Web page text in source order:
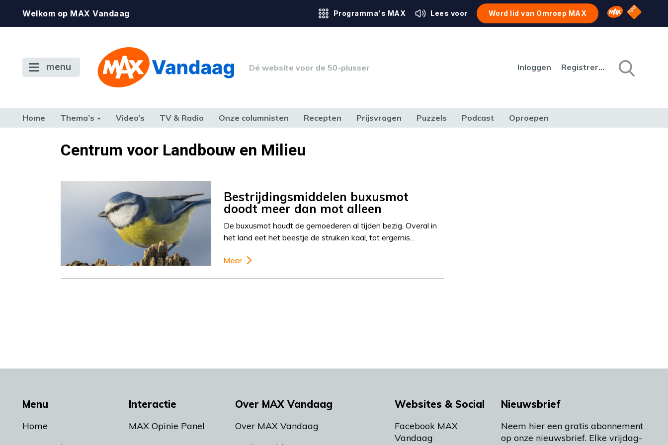
Welkom op MAX Vandaag Programma's MAX Lees voor Word lid van Omroep MAX Omroep MAX
NPO
menu Dé website voor de 50-plusser Inloggen Registreren
Home Thema’s Video’s TV & Radio Onze columnisten Recepten Prijsvragen Puzzels Podcast Oproepen
TERUG NAAR TOENCentrum voor Landbouw en Milieu
Bestrijdingsmiddelen buxusmot
doodt meer dan mot alleen
De buxusmot houdt de gemoederen al tijden bezig. Overal in
het land eet het beestje de struiken kaal, tot ergernis…
Meer
Menu
Home
Interactie
MAX Opinie Panel
Over MAX Vandaag
Over MAX Vandaag
Websites & Social
Facebook MAX
Vandaag
Nieuwsbrief
Neem hier een gratis abonnement
op onze nieuwsbrief. Elke vrijdag-